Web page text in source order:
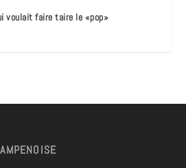
voulait faire taire le «pop»